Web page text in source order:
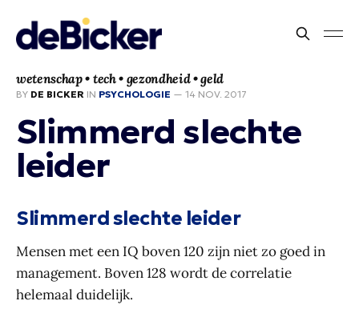
wetenschap • tech • gezondheid • geld
BY DE BICKER IN PSYCHOLOGIE — 14 NOV. 2017
Slimmerd slechte
leider
Slimmerd slechte leider
Mensen met een IQ boven 120 zijn niet zo goed in
management. Boven 128 wordt de correlatie
helemaal duidelijk.